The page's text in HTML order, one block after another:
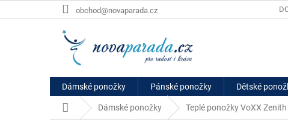
na
obchod@novaparada.cz
Dámské ponožky Pánské ponožky Dětské
Domů Dámské ponožky Teplé ponožky VoXX